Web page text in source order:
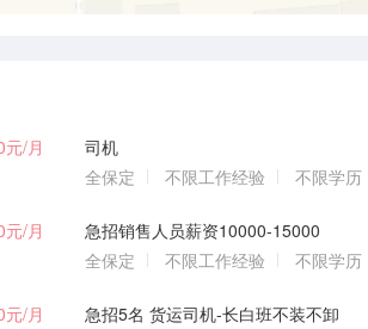
/月 司机
全保定
不限工作经验 不限学历
/月 急招销售人员薪资10000-15000
全保定
不限工作经验 不限学历
/月 急招5名 货运司机-长白班不装不卸